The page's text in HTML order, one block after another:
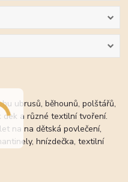
ubrusů, běhounů, polštářů,
dek a různé textilní tvoření.
na na dětská povlečení,
hnízdečka, textilní